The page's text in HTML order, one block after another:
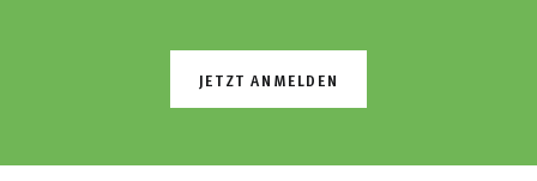
JETZT ANMELDEN